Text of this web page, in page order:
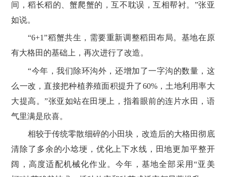
间，稻长稻的、蟹爬蟹的，互不耽误，互相帮衬。”张亚
如说。
“6+1”稻蟹共生，需要重新调整稻田布局。基地在原
有大格田的基础上，再次进行了改造。
“今年，我们除环沟外，还增加了一字沟的数量，这
么一改，直接把种植养殖面积提升了60%，土地利用率大
大提高。”张亚如站在田埂上，指着眼前的连片水田，语
气里满是欣喜。
相较于传统零散细碎的小田块，改造后的大格田彻底
清除了多余的小埝埂，优化上下水线，田地更加平整开
阔，高度适配机械化作业。今年，基地全部采用“亚美